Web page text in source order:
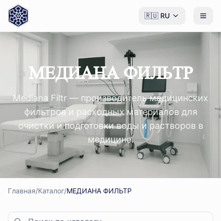
🇷🇺 RU
МЕДИАНА ФИЛЬТР
Mediana Filtr — производитель медицинских
фильтров и расходных материалов для
очистки и подготовки воды и растворов в
медицине.
Главная/Каталог/МЕДИАНА ФИЛЬТР